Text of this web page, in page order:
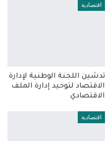
اقتصادية
تدشين اللجنة الوطنية لإدارة
الاقتصاد لتوحيد إدارة الملف
الاقتصادي
اقتصادية